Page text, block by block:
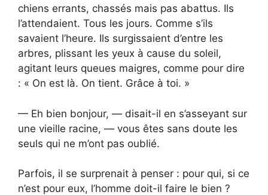
chiens errants, chassés mais pas abattus. Ils
l’attendaient. Tous les jours. Comme s’ils
savaient l’heure. Ils surgissaient d’entre les
arbres, plissant les yeux à cause du soleil,
agitant leurs queues maigres, comme pour dire
: « On est là. On tient. Grâce à toi. »
— Eh bien bonjour, — disait-il en s’asseyant sur
une vieille racine, — vous êtes sans doute les
seuls qui ne m’ont pas oublié.
Parfois, il se surprenait à penser : pour qui, si ce
n’est pour eux, l’homme doit-il faire le bien ?